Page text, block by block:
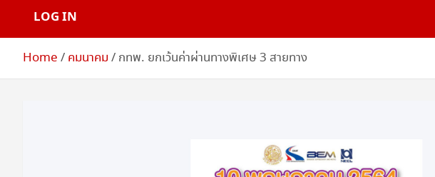
LOG IN
Home คมนาคม กทพ. ยกเว้นค่าผ่านทางพิเศษ 3 สายทาง